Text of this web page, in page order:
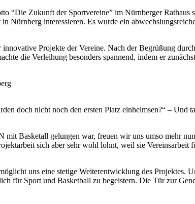
“Die Zukunft der Sportvereine” im Nürnberger Rathaus
Nürnberg interessieren. Es wurde ein
Projekte der Vereine. Nach der Begrüßung
die Verleihung besonders spannend, indem er
doch nicht noch den ersten Platz einheimsen?“ – Und
Basketall gelungen war, freuen wir uns umso mehr
sich aber sehr wohl lohnt, weil sie Vereinsarbeit
uns eine stetige Weiterentwicklung des Projektes.
für Sport und Basketball zu begeistern. Die Tür zur